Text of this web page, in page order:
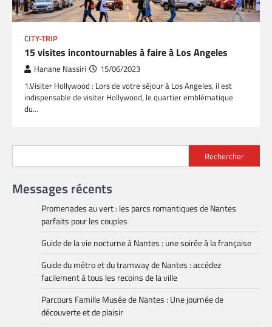
CITY-TRIP
15 visites incontournables à faire à Los Angeles
Hanane Nassiri 15/06/2023
1.Visiter Hollywood : Lors de votre séjour à Los Angeles, il est
indispensable de visiter Hollywood, le quartier emblématique
du…
Rechercher
Messages récents
Promenades au vert : les parcs romantiques de Nantes
parfaits pour les couples
Guide de la vie nocturne à Nantes : une soirée à la française
Guide du métro et du tramway de Nantes : accédez
facilement à tous les recoins de la ville
Parcours Famille Musée de Nantes : Une journée de
découverte et de plaisir